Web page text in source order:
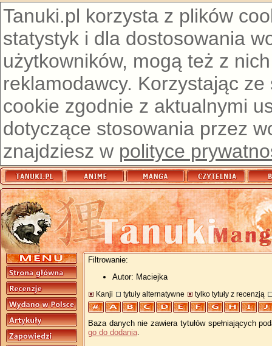
Tanuki.pl korzysta z plików
statystyk i dla dostosowania
użytkowników, mogą też z
reklamodawcy. Korzystając
cookie zgodnie z aktualnymi
dotyczące stosowania przez
znajdziesz w polityce
Filtrowanie:
Autor: Maciejka
Kanji tytuły alternatywne tylko tytuły z recenzją
Baza danych nie zawiera tytułów spełniających
go do dodania.